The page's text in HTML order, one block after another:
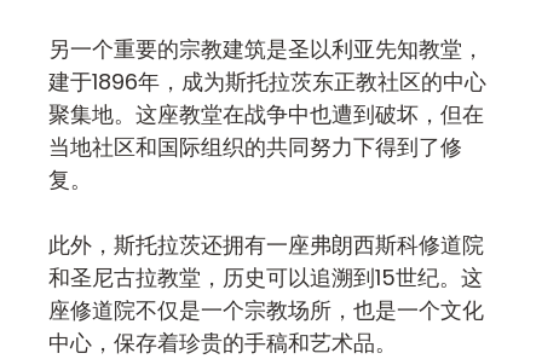
另一个重要的宗教建筑是圣以利亚先知教堂，
建于1896年，成为斯托拉茨东正教社区的中心
聚集地。这座教堂在战争中也遭到破坏，但在
当地社区和国际组织的共同努力下得到了修
复。
此外，斯托拉茨还拥有一座弗朗西斯科修道院
和圣尼古拉教堂，历史可以追溯到15世纪。这
座修道院不仅是一个宗教场所，也是一个文化
中心，保存着珍贵的手稿和艺术品。